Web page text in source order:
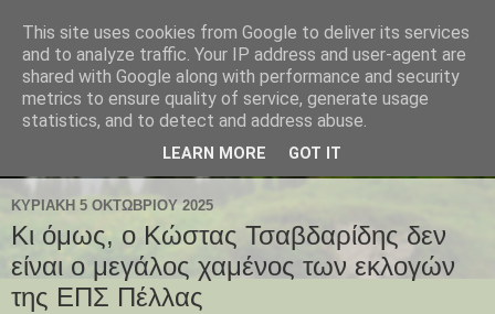
ΚΥΡΙΑΚΉ 5 ΟΚΤΩΒΡΊΟΥ 2025
Κι όμως, ο Κώστας Τσαβδαρίδης δεν
είναι ο μεγάλος χαμένος των εκλογών
της ΕΠΣ Πέλλας
This site uses cookies from Google to deliver its services
and to analyze traffic. Your IP address and user-agent are
shared with Google along with performance and security
metrics to ensure quality of service, generate usage
statistics, and to detect and address abuse.
LEARN MORE GOT IT